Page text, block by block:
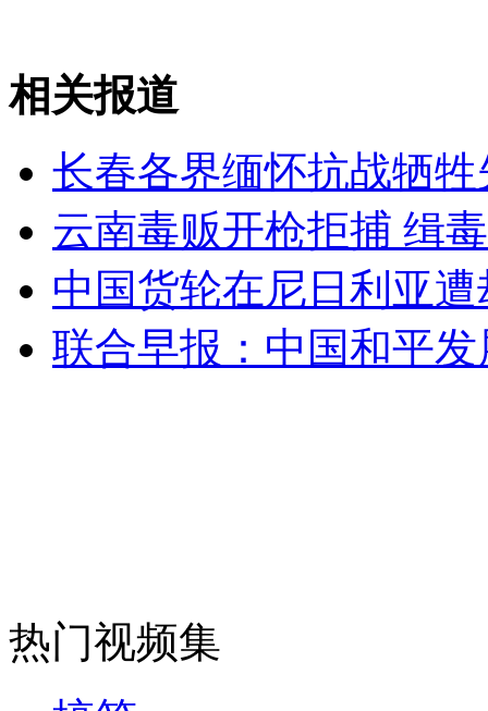
安徽一实载49人客车翻车
走！跟着总书记去植树
消防员救轻生者 花炮节热闹非凡 减压"枕头大战"
相关报道
长春各界缅怀抗战牺牲
云南毒贩开枪拒捕 缉
中国货轮在尼日利亚
联合早报：中国和平
热门视频集